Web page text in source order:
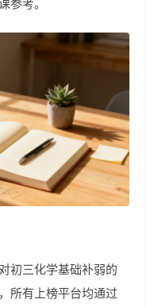
初三化学基础补弱的
所有上榜平台均通过